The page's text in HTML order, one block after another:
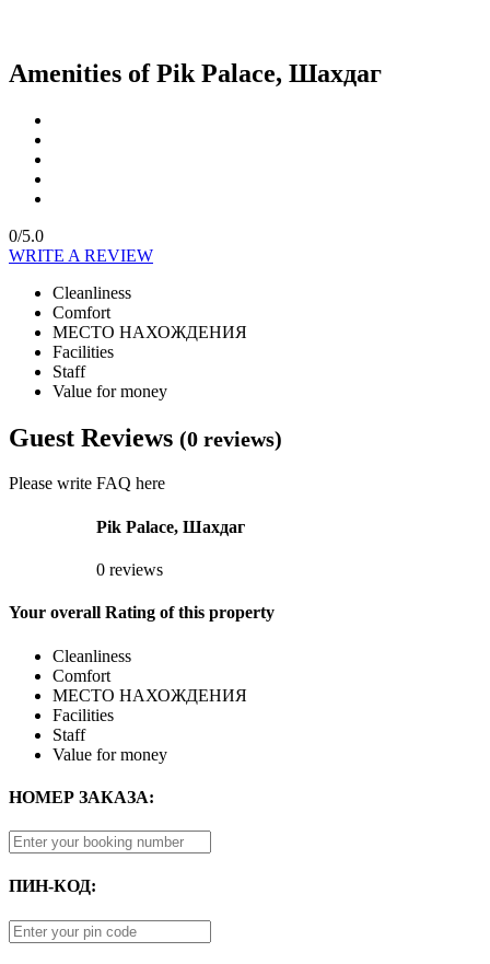
Amenities of Pik Palace, Шахдаг
0/5.0
WRITE A REVIEW
Cleanliness
Comfort
МЕСТО НАХОЖДЕНИЯ
Facilities
Staff
Value for money
Guest Reviews (0 reviews)
Please write FAQ here
Pik Palace, Шахдаг
0 reviews
Your overall Rating of this property
Cleanliness
Comfort
МЕСТО НАХОЖДЕНИЯ
Facilities
Staff
Value for money
НОМЕР ЗАКАЗА:
ПИН-КОД: